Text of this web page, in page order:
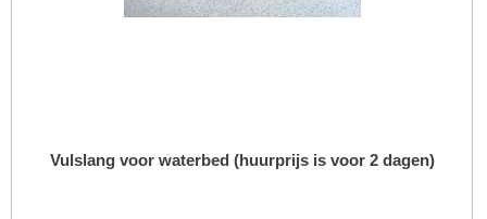
Vulslang voor waterbed (huurprijs is voor 2 dagen)